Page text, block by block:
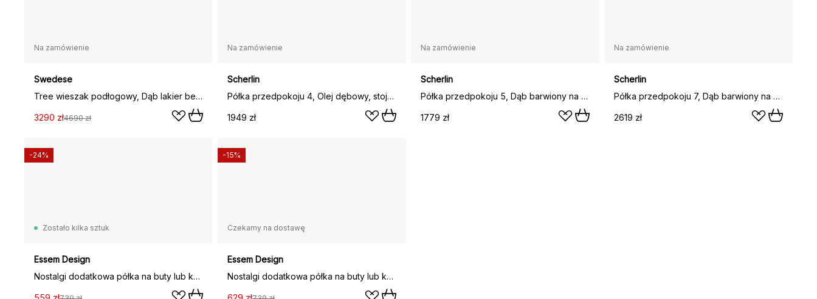
Na zamówienie
Swedese
Tree wieszak podłogowy, Dąb lakier bezbarwny
3290 zł4690 zł
Na zamówienie
Scherlin
Półka przedpokoju 4, Olej dębowy, stojak aluminiowy
1949 zł
Na zamówienie
Scherlin
Półka przedpokoju 5, Dąb barwiony na czarno
1779 zł
Na zamówienie
Scherlin
Półka przedpokoju 7, Dąb barwiony na czarno
2619 zł
Zostało kilka sztuk
Essem Design
Nostalgi dodatkowa półka na buty lub kapelusze, dąb, stojak aluminiowy
-24%
Czekamy na dostawę
Essem Design
Nostalgi dodatkowa półka na buty lub kapelusze, dąb, czarny stojak
-15%